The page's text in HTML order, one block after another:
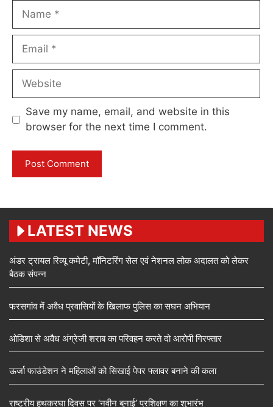
Name
Email
Website
Save my name, email, and website in this
browser for the next time I comment.
LATEST NEWS
अंडर ट्रायल रिव्यू कमेटी, मॉनिटरिंग सेल एवं नेशनल लोक अदालत को लेकर
बैठक संपन्न
फरसगांव में अवैध प्रवासियों के खिलाफ पुलिस का सघन अभियान
ओडिशा से अवैध अंग्रेजी शराब का परिवहन करते दो आरोपी गिरफ्तार
ऊर्जा फाउंडेशन ने महिलाओं को सिखाई पेपर फ्लावर बनाने की कला
राष्ट्रीय हथकरघा दिवस पर ‘नवीन बुनाई’ प्रशिक्षण का शुभारंभ